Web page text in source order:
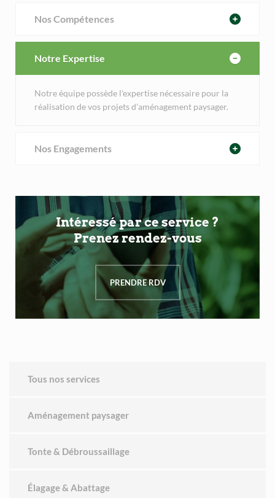
Nos Compétences
Notre Expertise
Notre équipe possède l'expertise nécessaire pour la
réalisation de vos projets d'aménagement paysager.
Nos Engagements
Intéressé par ce service ?
Prenez rendez-vous
PRENDRE RDV
Tous nos services
Aménagement paysager
Tonte & Débroussaillage
Élagage & Abattage